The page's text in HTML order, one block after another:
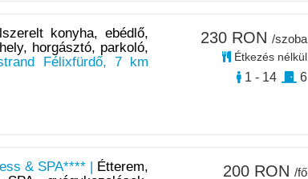
konyha, ebédlő,
horgásztó, parkoló,
Félixfürdő, 7 km
230 RON /szoba
Étkezés nélkül
1 - 14 6
& SPA**** |
Étterem,
200 RON /fő